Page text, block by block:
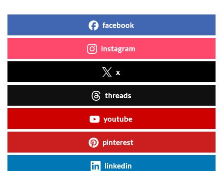
facebook
instagram
x
threads
youtube
pinterest
linkedin